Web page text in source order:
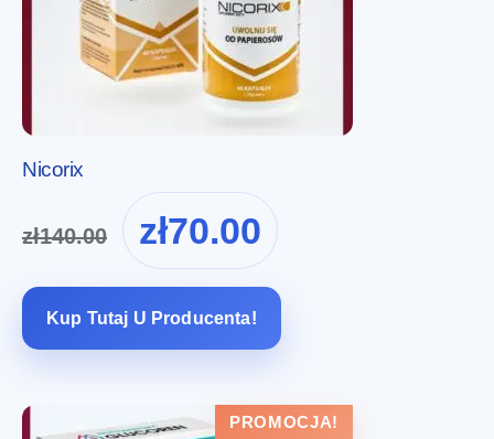
Nicorix
zł140.00
Pierwotna
cena
wynosiła:
zł70.00
cena
zł70.00.
Kup Tutaj U Producenta!
PROMOCJA!